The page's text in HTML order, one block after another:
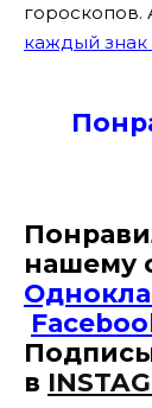
гороскопов.
каждый знак
нашему
в